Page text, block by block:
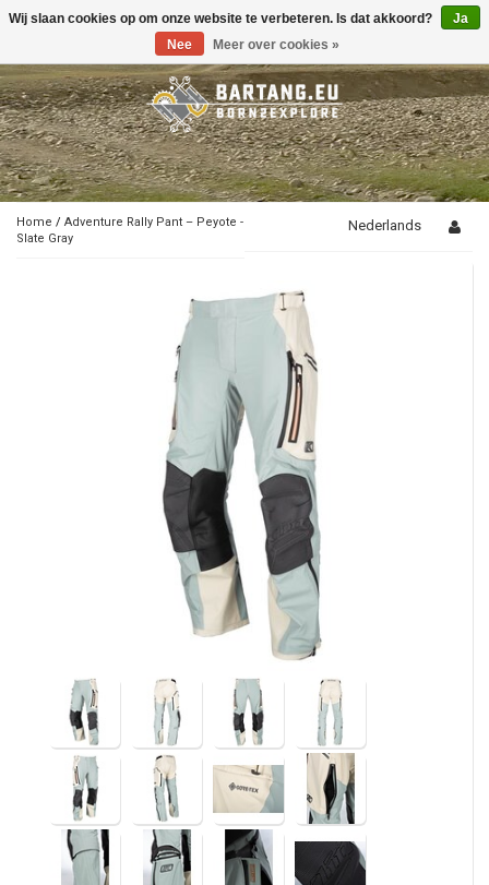
Toggle
Home / Adventure Rally Pant – Peyote -
Slate Gray
Nederlands
Wij slaan cookies op om onze website te verbeteren. Is dat akkoord?
Ja
Nee
Meer over cookies »